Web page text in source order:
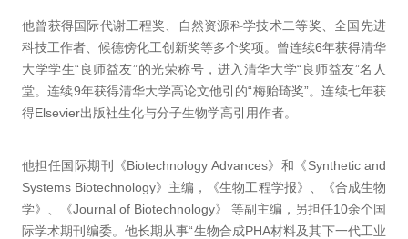
他曾获得国际代谢工程奖、自然资源科学技术二等奖、全国先进
科技工作者、候德傍化工创新奖等多个奖项。曾连续6年获得清华
大学学生“良师益友”的光荣称号，进入清华大学“良师益友”名人
堂。连续9年获得清华大学高论文他引的“梅贻琦奖”。连续七年获
得Elsevier出版社生化与分子生物学高引用作者。
他担任国际期刊《Biotechnology Advances》和《Synthetic and
Systems Biotechnology》主编，《生物工程学报》、《合成生物
学》、《Journal of Biotechnology》 等副主编，另担任10余个国
际学术期刊编委。他长期从事“生物合成PHA材料及其下一代工业